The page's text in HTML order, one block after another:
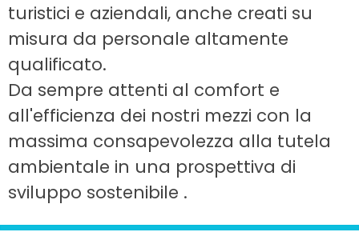
turistici e aziendali, anche creati su
misura da personale altamente
qualificato.
Da sempre attenti al comfort e
all'efficienza dei nostri mezzi con la
massima consapevolezza alla tutela
ambientale in una prospettiva di
sviluppo sostenibile .